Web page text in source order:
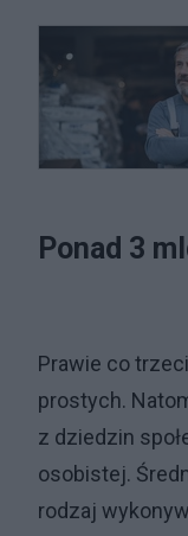
Ponad 3
Prawie co
prostych.
z dziedzin
osobistej.
rodzaj